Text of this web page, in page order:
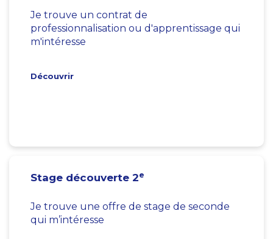
Je trouve un contrat de
professionnalisation ou d'apprentissage qui
m'intéresse
Découvrir
Stage découverte 2e
Je trouve une offre de stage de seconde
qui m’intéresse